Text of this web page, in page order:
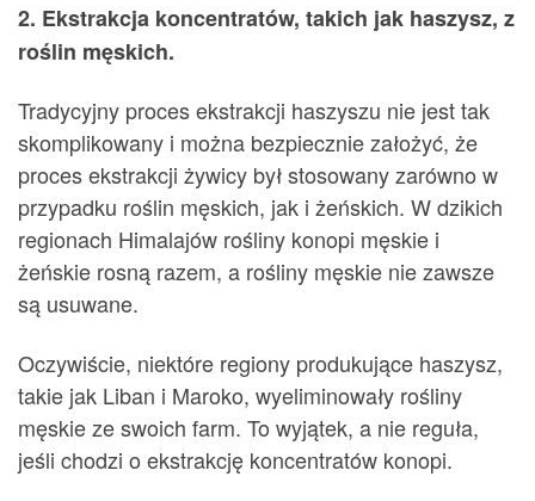
2. Ekstrakcja koncentratów, takich jak haszysz, z
roślin męskich.
Tradycyjny proces ekstrakcji haszyszu nie jest tak
skomplikowany i można bezpiecznie założyć, że
proces ekstrakcji żywicy był stosowany zarówno w
przypadku roślin męskich, jak i żeńskich. W dzikich
regionach Himalajów rośliny konopi męskie i
żeńskie rosną razem, a rośliny męskie nie zawsze
są usuwane.
Oczywiście, niektóre regiony produkujące haszysz,
takie jak Liban i Maroko, wyeliminowały rośliny
męskie ze swoich farm. To wyjątek, a nie reguła,
jeśli chodzi o ekstrakcję koncentratów konopi.